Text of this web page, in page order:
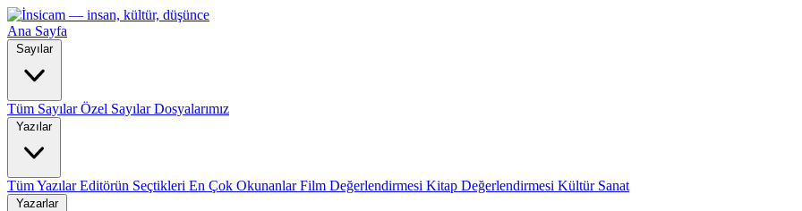
Ana Sayfa
Sayılar
Tüm SayılarÖzel SayılarDosyalarımız
Yazılar
Tüm YazılarEditörün Seçtikleri En Çok OkunanlarFilm Değerlendirmesi Kitap Değerlendirmesi Kültür Sanat
Yazarlar